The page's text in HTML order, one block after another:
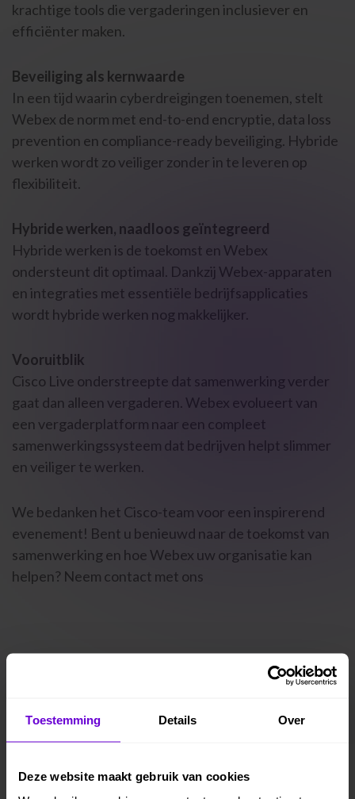
Toestemming Details Over
Deze website maakt gebruik van cookies
krachtige tools die vergaderingen inclusiever en
efficiënter maken.
Beveiliging als kernwaarde
In een tijd waarin cyberdreigingen toenemen, stelt
Webex de norm met end-to-end encryptie, data loss
prevention en compliance-ready beveiliging. Hybride
werken wordt zo veiliger zonder in te leveren op
flexibiliteit.
Hybride werken, naadloos geïntegreerd
Hybride werken is de toekomst en Webex
ondersteunt dit optimaal. Dankzij Webex-apparaten
en integraties met essentiële bedrijfsapplicaties
wordt hybride werken nog makkelijker.
Vooruitblik
Cisco Live onderstreepte dat samenwerking verder
gaat dan alleen vergaderen. Webex evolueert van
een vergaderplatform naar een compleet
samenwerkingssysteem dat bedrijven helpt slimmer
en veiliger te werken.
We bedanken het Cisco-team voor een inspirerend
evenement! Bent u benieuwd naar de toekomst van
samenwerking en hoe Webex uw organisatie kan
helpen? Neem contact met ons